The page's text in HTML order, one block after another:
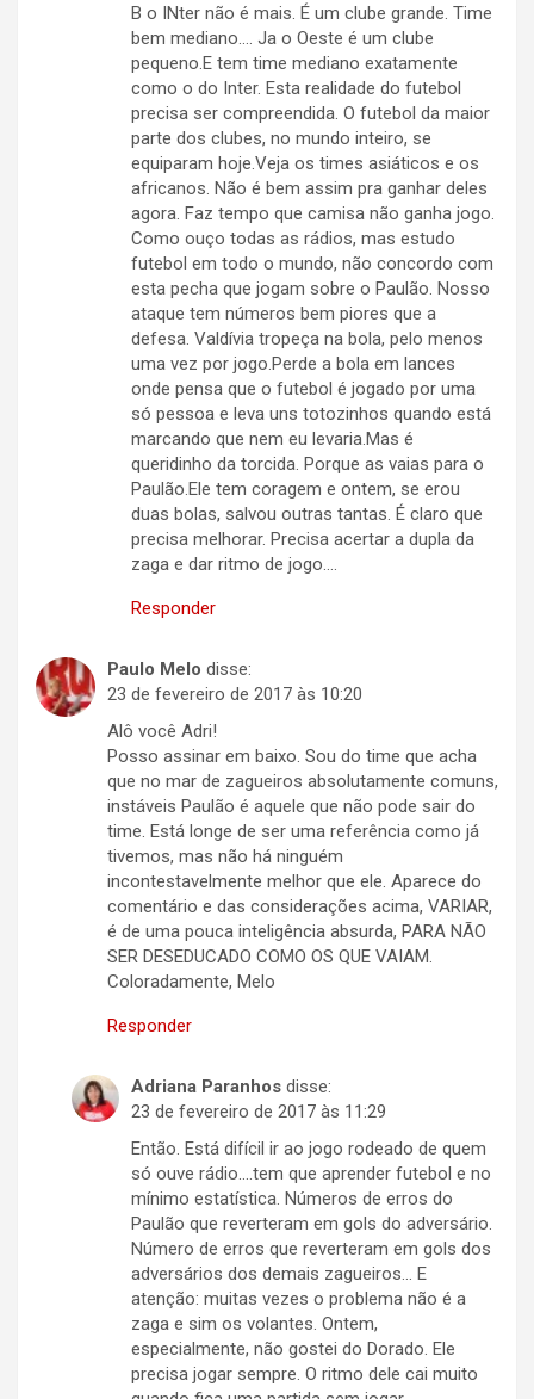
B o INter não é mais. É um clube grande. Time
bem mediano…. Ja o Oeste é um clube
pequeno.E tem time mediano exatamente
como o do Inter. Esta realidade do futebol
precisa ser compreendida. O futebol da maior
parte dos clubes, no mundo inteiro, se
equiparam hoje.Veja os times asiáticos e os
africanos. Não é bem assim pra ganhar deles
agora. Faz tempo que camisa não ganha jogo.
Como ouço todas as rádios, mas estudo
futebol em todo o mundo, não concordo com
esta pecha que jogam sobre o Paulão. Nosso
ataque tem números bem piores que a
defesa. Valdívia tropeça na bola, pelo menos
uma vez por jogo.Perde a bola em lances
onde pensa que o futebol é jogado por uma
só pessoa e leva uns totozinhos quando está
marcando que nem eu levaria.Mas é
queridinho da torcida. Porque as vaias para o
Paulão.Ele tem coragem e ontem, se erou
duas bolas, salvou outras tantas. É claro que
precisa melhorar. Precisa acertar a dupla da
zaga e dar ritmo de jogo….
Responder
Paulo Melo disse:
23 de fevereiro de 2017 às 10:20
Alô você Adri!
Posso assinar em baixo. Sou do time que acha
que no mar de zagueiros absolutamente comuns,
instáveis Paulão é aquele que não pode sair do
time. Está longe de ser uma referência como já
tivemos, mas não há ninguém
incontestavelmente melhor que ele. Aparece do
comentário e das considerações acima, VARIAR,
é de uma pouca inteligência absurda, PARA NÃO
SER DESEDUCADO COMO OS QUE VAIAM.
Coloradamente, Melo
Responder
Adriana Paranhos disse:
23 de fevereiro de 2017 às 11:29
Então. Está difícil ir ao jogo rodeado de quem
só ouve rádio….tem que aprender futebol e no
mínimo estatística. Números de erros do
Paulão que reverteram em gols do adversário.
Número de erros que reverteram em gols dos
adversários dos demais zagueiros… E
atenção: muitas vezes o problema não é a
zaga e sim os volantes. Ontem,
especialmente, não gostei do Dorado. Ele
precisa jogar sempre. O ritmo dele cai muito